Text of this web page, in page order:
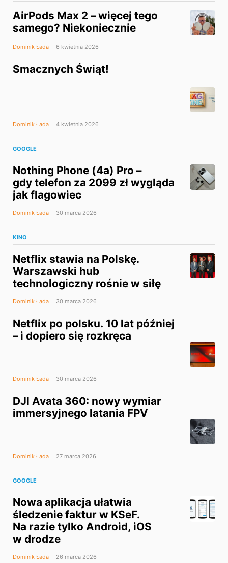
AirPods Max 2 – więcej tego
samego? Niekoniecznie
Dominik Łada 6 kwietnia 2026
Smacznych Świąt!
Dominik Łada 4 kwietnia 2026
GOOGLE
Nothing Phone (4a) Pro –
gdy telefon za 2099 zł wygląda
jak flagowiec
Dominik Łada 30 marca 2026
KINO
Netflix stawia na Polskę.
Warszawski hub
technologiczny rośnie w siłę
Dominik Łada 30 marca 2026
Netflix po polsku. 10 lat później
– i dopiero się rozkręca
Dominik Łada 30 marca 2026
DJI Avata 360: nowy wymiar
immersyjnego latania FPV
Dominik Łada 27 marca 2026
GOOGLE
Nowa aplikacja ułatwia
śledzenie faktur w KSeF.
Na razie tylko Android, iOS
w drodze
Dominik Łada 26 marca 2026